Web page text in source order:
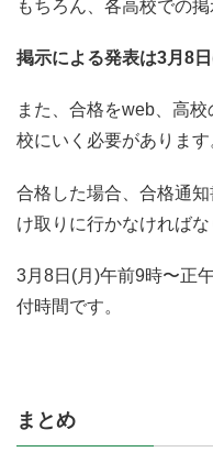
もちろん、各高校での
掲示による発表は3月8
また、合格をweb、高
校にいく必要があります
合格した場合、合格通
け取りに行かなければな
3月8日(月)午前9時〜正
付時間です。
まとめ